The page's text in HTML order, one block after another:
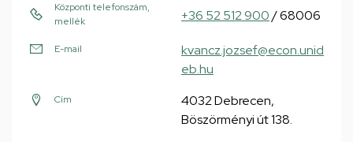
Központi telefonszám,
mellék
+36 52 512 900/ 68006
E-mail
kvancz.jozsef@econ.unid
eb.hu
Cím
4032 Debrecen,
Böszörményi út 138.